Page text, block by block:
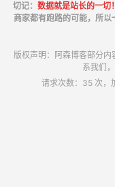
切记： 数据就是站长的一切
商家都有跑路的可能，所
版权声明：阿森博客部分
系我们
请求次数：35 次，